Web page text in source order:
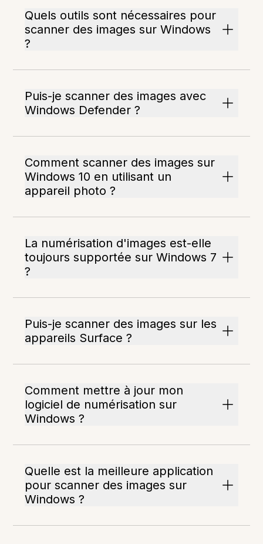
Quels outils sont nécessaires pour
scanner des images sur Windows
?
Puis-je scanner des images avec
Windows Defender ?
Comment scanner des images sur
Windows 10 en utilisant un
appareil photo ?
La numérisation d'images est-elle
toujours supportée sur Windows 7
?
Puis-je scanner des images sur les
appareils Surface ?
Comment mettre à jour mon
logiciel de numérisation sur
Windows ?
Quelle est la meilleure application
pour scanner des images sur
Windows ?